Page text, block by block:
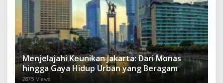
Menjelajahi Keunikan Jakarta: Dari Monas
hingga Gaya Hidup Urban yang Beragam
2875 Views